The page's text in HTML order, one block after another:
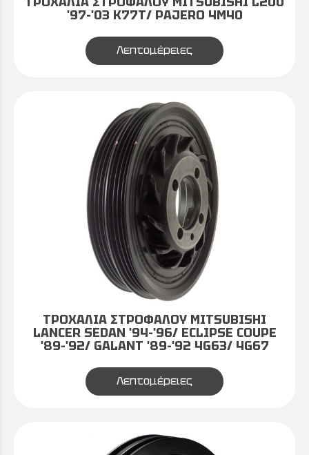
'97-'03 K77T/ PAJERO 4M40
Λεπτομέρειες
ΤΡΟΧΑΛΙΑ ΣΤΡΟΦΑΛΟΥ MITSUBISHI
LANCER SEDAN '94-'96/ ECLIPSE COUPE
'89-'92/ GALANT '89-'92 4G63/ 4G67
Λεπτομέρειες